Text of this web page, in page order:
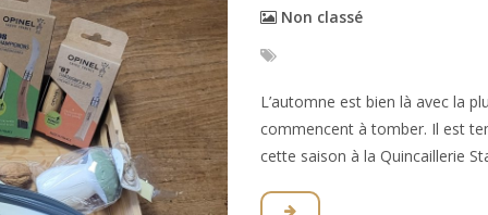
Non classé
L’automne est bien là avec la
commencent à tomber. Il est
cette saison à la Quincaillerie